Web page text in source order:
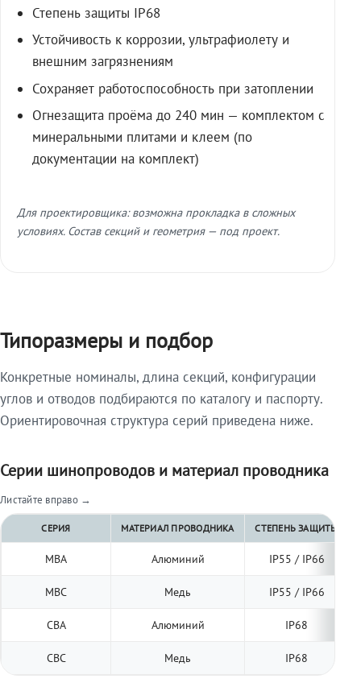
Степень защиты IP68
Устойчивость к коррозии, ультрафиолету и
внешним загрязнениям
Сохраняет работоспособность при затоплении
Огнезащита проёма до 240 мин — комплектом с
минеральными плитами и клеем (по
документации на комплект)
Для проектировщика: возможна прокладка в сложных
условиях. Состав секций и геометрия — под проект.
Типоразмеры и подбор
Конкретные номиналы, длина секций, конфигурации
углов и отводов подбираются по каталогу и паспорту.
Ориентировочная структура серий приведена ниже.
Серии шинопроводов и материал проводника
Листайте вправо →
СЕРИЯ МАТЕРИАЛ ПРОВОДНИКА СТЕПЕНЬ ЗАЩИТЫ
МВА Алюминий IP55 / IP66
МВС Медь IP55 / IP66
СВА Алюминий IP68
СВС Медь IP68